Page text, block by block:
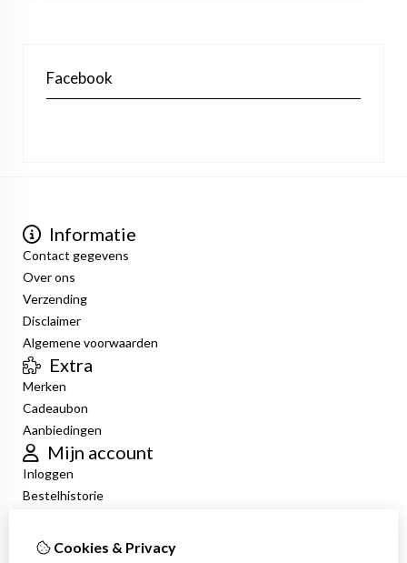
Facebook
Informatie
Contact gegevens
Over ons
Verzending
Disclaimer
Algemene voorwaarden
Extra
Merken
Cadeaubon
Aanbiedingen
Mijn account
Inloggen
Bestelhistorie
Nieuwsbrief
Cookies & Privacy